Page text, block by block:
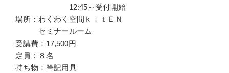
12:45～受付開始
場所：わくわく空間ｋｉｔＥＮ
セミナールーム
受講費：17,500円
定員：８名
持ち物：筆記用具